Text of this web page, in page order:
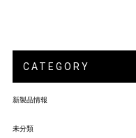
CATEGORY
新製品情報
未分類